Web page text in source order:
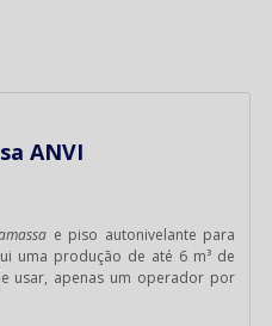
ANVI
e piso autonivelante para
uma produção de até 6 m³ de
usar, apenas um operador por